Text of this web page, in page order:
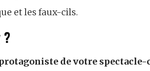
et les faux-cils.
de votre spectacle-